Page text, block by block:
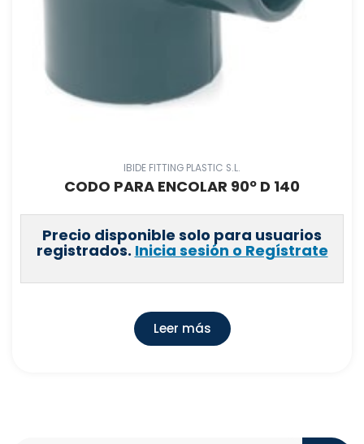
IBIDE FITTING PLASTIC S.L.
CODO PARA ENCOLAR 90º D 140
Precio disponible solo para usuarios
registrados. Inicia sesión o Regístrate
Leer más